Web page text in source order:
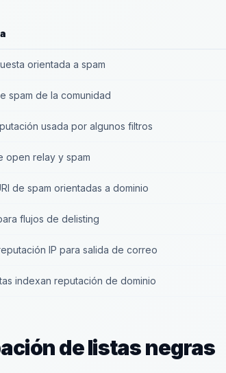
orientada a spam
spam de la comunidad
usada por algunos filtros
open relay y spam
de spam orientadas a dominio
flujos de delisting
IP para salida de correo
indexan reputación de dominio
de listas negras